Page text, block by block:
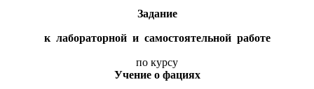
Задание
к лабораторной и самостоятельной работе
по курсу
Учение о фациях